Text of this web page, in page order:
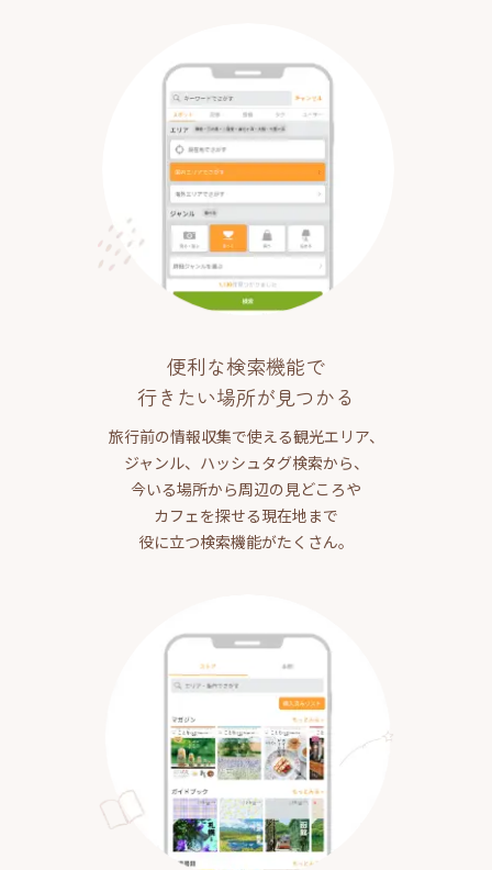
便利な検索機能で
行きたい場所が見つかる
旅行前の情報収集で使える観光エリア、
ジャンル、ハッシュタグ検索から、
今いる場所から周辺の見どころや
カフェを探せる現在地まで
役に立つ検索機能がたくさん。